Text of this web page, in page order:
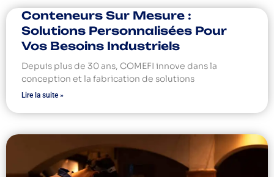
Conteneurs Sur Mesure :
Solutions Personnalisées Pour
Vos Besoins Industriels
Depuis plus de 30 ans, COMEFI innove dans la
conception et la fabrication de solutions
Lire la suite »